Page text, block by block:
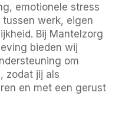
emotionele stress
werk, eigen
Bij Mantelzorg
bieden wij
om
zodat jij als
en met een gerust